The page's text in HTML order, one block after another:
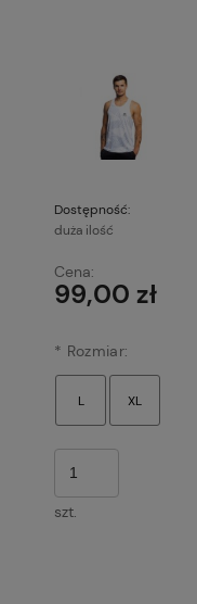
Dostępność:
duża ilość
Cena:
99,00 zł
* Rozmiar:
szt.